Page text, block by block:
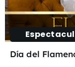
Día del